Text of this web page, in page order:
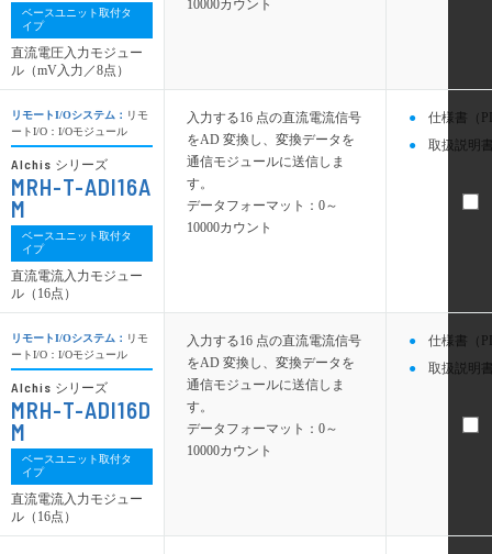
10000カウント
入力する16 点の直流電流信号
をAD 変換し、変換データを
通信モジュールに送信しま
す。
データフォーマット：0～
10000カウント
仕様書（
取扱説明
入力する16 点の直流電流信号
をAD 変換し、変換データを
通信モジュールに送信しま
す。
データフォーマット：0～
10000カウント
仕様書（
取扱説明
ベースユニット取付タ
イプ
直流電圧入力モジュー
ル（mV入力／8点）
リモートI/Oシステム： リモ
ートI/O：I/Oモジュール
Alchis シリーズ
MRH-T-ADI16A
M
ベースユニット取付タ
イプ
直流電流入力モジュー
ル（16点）
リモートI/Oシステム： リモ
ートI/O：I/Oモジュール
Alchis シリーズ
MRH-T-ADI16D
M
ベースユニット取付タ
イプ
直流電流入力モジュー
ル（16点）